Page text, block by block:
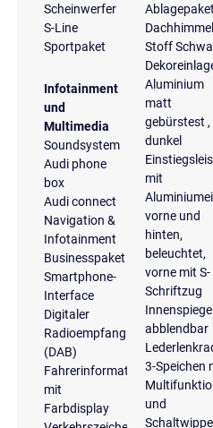
Scheinwerfer
S-Line
Sportpaket
Infotainment
und
Multimedia
Soundsystem
Audi phone
box
Audi connect
Navigation &
Infotainment
Businesspaket
Smartphone-
Interface
Digitaler
Radioempfang
(DAB)
Fahrerinformationssystem
mit
Farbdisplay
Ablagepaket
Dachhimmel
Stoff
Aluminium
matt
gebürstest ,
dunkel
mit
vorne und
hinten,
beleuchtet,
vorne mit S-
Schriftzug
Innenspiegel
abblendbar
3-Speichen
und